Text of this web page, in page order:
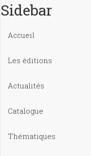
Sidebar
Accueil
Les éditions
Actualités
Catalogue
Thématiques